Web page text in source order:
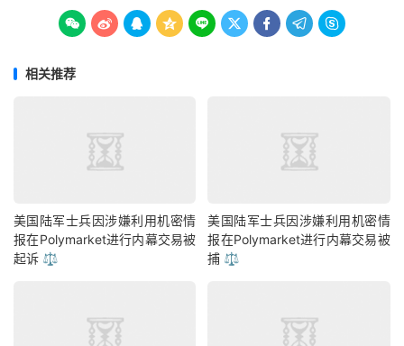
        
相关推荐
美国陆军士兵因涉嫌利用机密情
报在Polymarket进行内幕交易被
起诉 ⚖️
美国陆军士兵因涉嫌利用机密情
报在Polymarket进行内幕交易被
捕 ⚖️